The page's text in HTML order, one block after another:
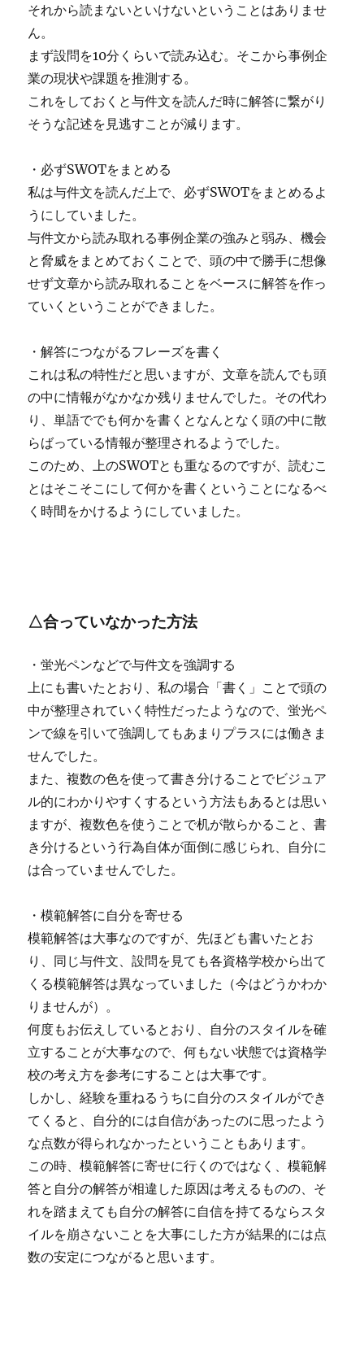
それから読まないといけないということはありませ
ん。
まず設問を10分くらいで読み込む。そこから事例企
業の現状や課題を推測する。
これをしておくと与件文を読んだ時に解答に繋がり
そうな記述を見逃すことが減ります。
・必ずSWOTをまとめる
私は与件文を読んだ上で、必ずSWOTをまとめるよ
うにしていました。
与件文から読み取れる事例企業の強みと弱み、機会
と脅威をまとめておくことで、頭の中で勝手に想像
せず文章から読み取れることをベースに解答を作っ
ていくということができました。
・解答につながるフレーズを書く
これは私の特性だと思いますが、文章を読んでも頭
の中に情報がなかなか残りませんでした。その代わ
り、単語ででも何かを書くとなんとなく頭の中に散
らばっている情報が整理されるようでした。
このため、上のSWOTとも重なるのですが、読むこ
とはそこそこにして何かを書くということになるべ
く時間をかけるようにしていました。
△合っていなかった方法
・蛍光ペンなどで与件文を強調する
上にも書いたとおり、私の場合「書く」ことで頭の
中が整理されていく特性だったようなので、蛍光ペ
ンで線を引いて強調してもあまりプラスには働きま
せんでした。
また、複数の色を使って書き分けることでビジュア
ル的にわかりやすくするという方法もあるとは思い
ますが、複数色を使うことで机が散らかること、書
き分けるという行為自体が面倒に感じられ、自分に
は合っていませんでした。
・模範解答に自分を寄せる
模範解答は大事なのですが、先ほども書いたとお
り、同じ与件文、設問を見ても各資格学校から出て
くる模範解答は異なっていました（今はどうかわか
りませんが）。
何度もお伝えしているとおり、自分のスタイルを確
立することが大事なので、何もない状態では資格学
校の考え方を参考にすることは大事です。
しかし、経験を重ねるうちに自分のスタイルができ
てくると、自分的には自信があったのに思ったよう
な点数が得られなかったということもあります。
この時、模範解答に寄せに行くのではなく、模範解
答と自分の解答が相違した原因は考えるものの、そ
れを踏まえても自分の解答に自信を持てるならスタ
イルを崩さないことを大事にした方が結果的には点
数の安定につながると思います。